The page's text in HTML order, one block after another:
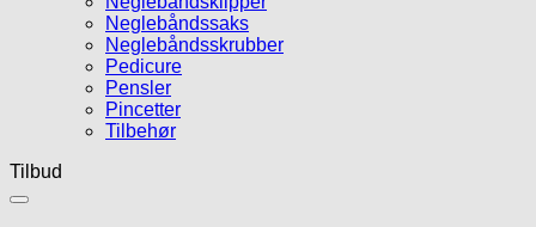
Neglebåndssaks
Neglebåndsskrubber
Pedicure
Pensler
Pincetter
Tilbehør
Tilbud